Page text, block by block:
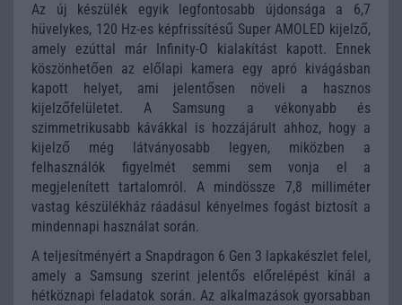
Az új készülék egyik legfontosabb újdonsága a 6,7
hüvelykes, 120 Hz-es képfrissítésű Super AMOLED kijelző,
amely ezúttal már Infinity-O kialakítást kapott. Ennek
köszönhetően az előlapi kamera egy apró kivágásban
kapott helyet, ami jelentősen növeli a hasznos
kijelzőfelületet. A Samsung a vékonyabb és
szimmetrikusabb kávákkal is hozzájárult ahhoz, hogy a
kijelző még látványosabb legyen, miközben a
felhasználók figyelmét semmi sem vonja el a
megjelenített tartalomról. A mindössze 7,8 milliméter
vastag készülékház ráadásul kényelmes fogást biztosít a
mindennapi használat során.
A teljesítményért a Snapdragon 6 Gen 3 lapkakészlet felel,
amely a Samsung szerint jelentős előrelépést kínál a
hétköznapi feladatok során. Az alkalmazások gyorsabban